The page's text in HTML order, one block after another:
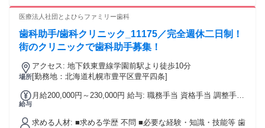
医療法人社団とよひらファミリー歯科
歯科助手/歯科クリニック_11175／完全週休二日制！
街のクリニックで歯科助手募集！
場所
アクセス: 地下鉄東豊線学園前駅より徒歩10分
[勤務地：北海道札幌市豊平区豊平四条]
給与
月給200,000円～230,000円 給与: 職務手当 資格手当 調整手当
給
求める人材: ■求める学歴 不問 ■必要な経験・知識・技能等 歯